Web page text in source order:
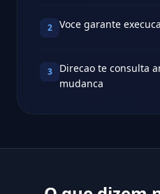
2 Voce garante
3
Direcao te consulta
mudanca